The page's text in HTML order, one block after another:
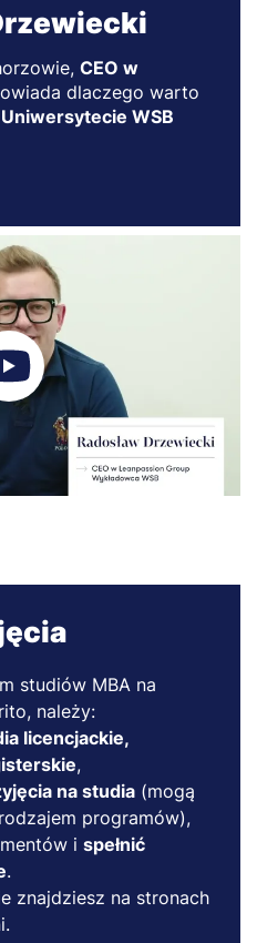
CEO w
dlaczego warto
WSB
studiów MBA na
należy:
licencjackie,
,
na studia (mogą
programów),
i spełnić
.
znajdziesz na stronach